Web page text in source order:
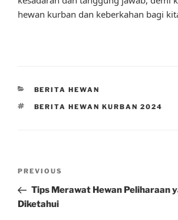
hewan kurban dan keberkahan bagi
CATEGORIES
BERITA HEWAN
TAGS
BERITA HEWAN KURBAN 2024
Previous
Post
PREVIOUS
Tips Merawat Hewan Peliharaan
Diketahui